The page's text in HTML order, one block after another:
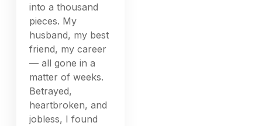
into a thousand
pieces. My
husband, my best
friend, my career
— all gone in a
matter of weeks.
Betrayed,
heartbroken, and
jobless, I found